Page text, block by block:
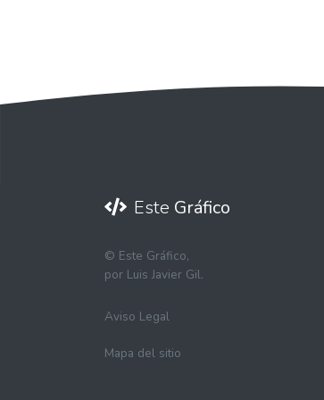
Este Gráfico
© Este Gráfico,
por Luis Javier Gil.
Aviso Legal
Mapa del sitio